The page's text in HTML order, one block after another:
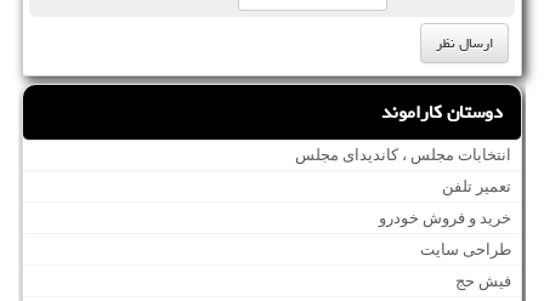
دوستان کاراموند
انتخابات مجلس ، کاندیدای مجلس
تعمیر تلفن
خرید و فروش خودرو
طراحی سایت
فیش حج